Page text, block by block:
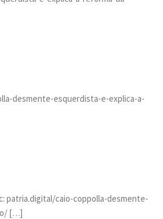
desmente-esquerdista-e-explica-a-
patria.digital/caio-coppolla-desmente-
[…]